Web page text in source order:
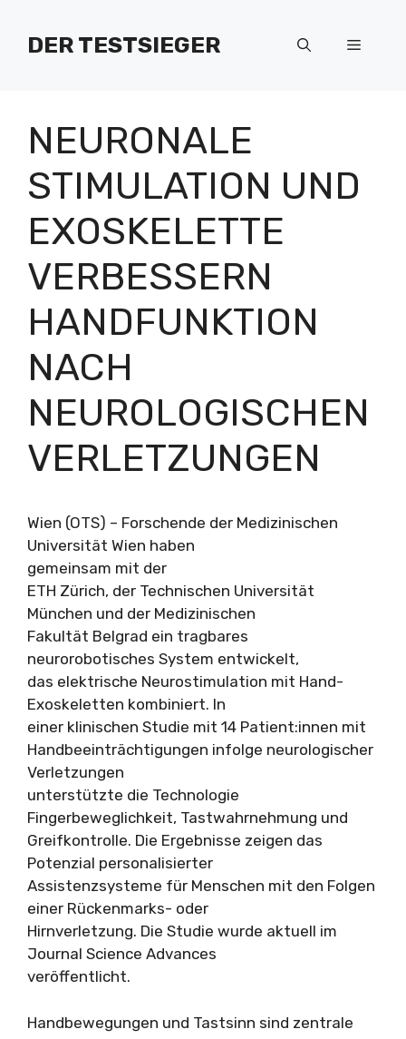
Inhalt
springenDER TESTSIEGER Menü
NEURONALE
STIMULATION UND
EXOSKELETTE
VERBESSERN
HANDFUNKTION
NACH
NEUROLOGISCHEN
VERLETZUNGEN
Wien (OTS) – Forschende der Medizinischen
Universität Wien haben
gemeinsam mit der
ETH Zürich, der Technischen Universität
München und der Medizinischen
Fakultät Belgrad ein tragbares
neurorobotisches System entwickelt,
das elektrische Neurostimulation mit Hand-
Exoskeletten kombiniert. In
einer klinischen Studie mit 14 Patient:innen mit
Handbeeinträchtigungen infolge neurologischer
Verletzungen
unterstützte die Technologie
Fingerbeweglichkeit, Tastwahrnehmung und
Greifkontrolle. Die Ergebnisse zeigen das
Potenzial personalisierter
Assistenzsysteme für Menschen mit den Folgen
einer Rückenmarks- oder
Hirnverletzung. Die Studie wurde aktuell im
Journal Science Advances
veröffentlicht.
Handbewegungen und Tastsinn sind zentrale